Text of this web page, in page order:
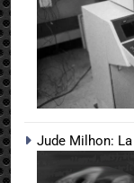
Jude Milhon: